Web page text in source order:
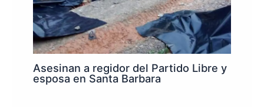
Asesinan a regidor del Partido Libre y
esposa en Santa Barbara